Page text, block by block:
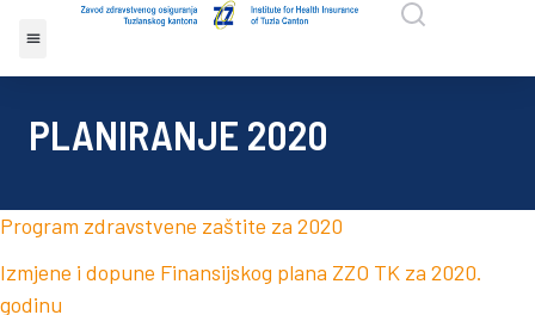
PLANIRANJE 2020
Program zdravstvene zaštite za 2020
Izmjene i dopune Finansijskog plana ZZO TK za 2020.
godinu